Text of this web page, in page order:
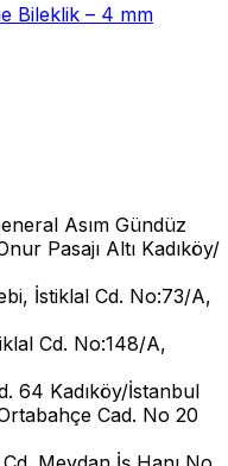
Bileklik – 4 mm
Asım Gündüz
Pasajı Altı Kadıköy/
İstiklal Cd. No:73/A,
Cd. No:148/A,
64 Kadıköy/İstanbul
Cad. No 20